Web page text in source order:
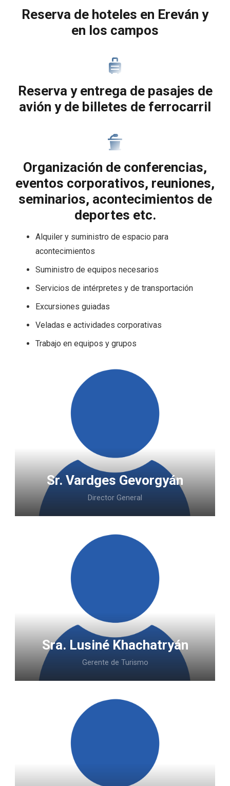
Reserva de hoteles en Ereván y
en los campos
Reserva y entrega de pasajes de
avión y de billetes de ferrocarril
Organización de conferencias,
eventos corporativos, reuniones,
seminarios, acontecimientos de
deportes etc.
Alquiler y suministro de espacio para
acontecimientos
Suministro de equipos necesarios
Servicios de intérpretes y de transportación
Excursiones guiadas
Veladas e actividades corporativas
Trabajo en equipos y grupos
Sr. Vardges Gevorgyán
Director General
Sra. Lusiné Khachatryán
Gerente de Turismo